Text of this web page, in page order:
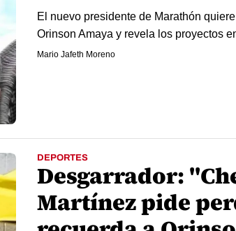
El nuevo presidente de Marathón
Orinson Amaya y revela los proyectos
Mario Jafeth Moreno
DEPORTES
Desgarrador:
Martínez pide